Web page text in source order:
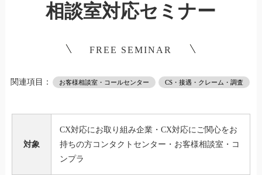
相談室対応セミナー
FREE SEMINAR
関連項目： お客様相談室・コールセンター CS・接遇・クレーム・調査
対象
CX対応にお取り組み企業・CX対応にご関心をお
持ちの方コンタクトセンター・お客様相談室・コ
ンプラ